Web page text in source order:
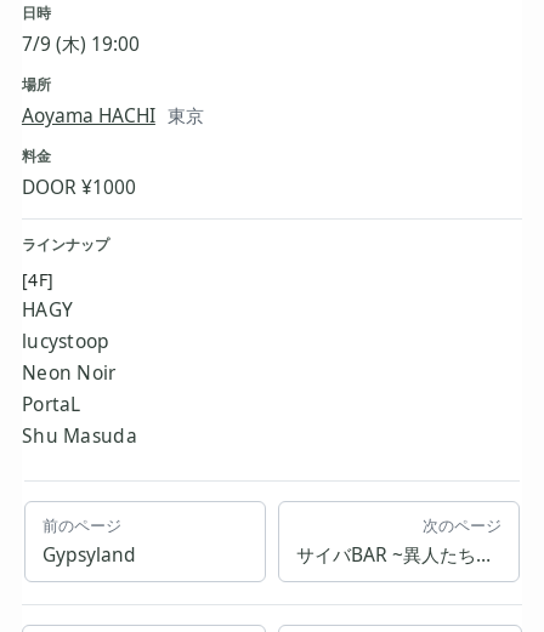
日時
7/9 (木) 19:00
場所
Aoyama HACHI 東京
料金
DOOR ¥1000
ラインナップ
[4F]
HAGY
lucystoop
Neon Noir
PortaL
Shu Masuda
前のページ
Gypsyland
次のページ
サイバBAR ~異人たちの遊び場 vol.34